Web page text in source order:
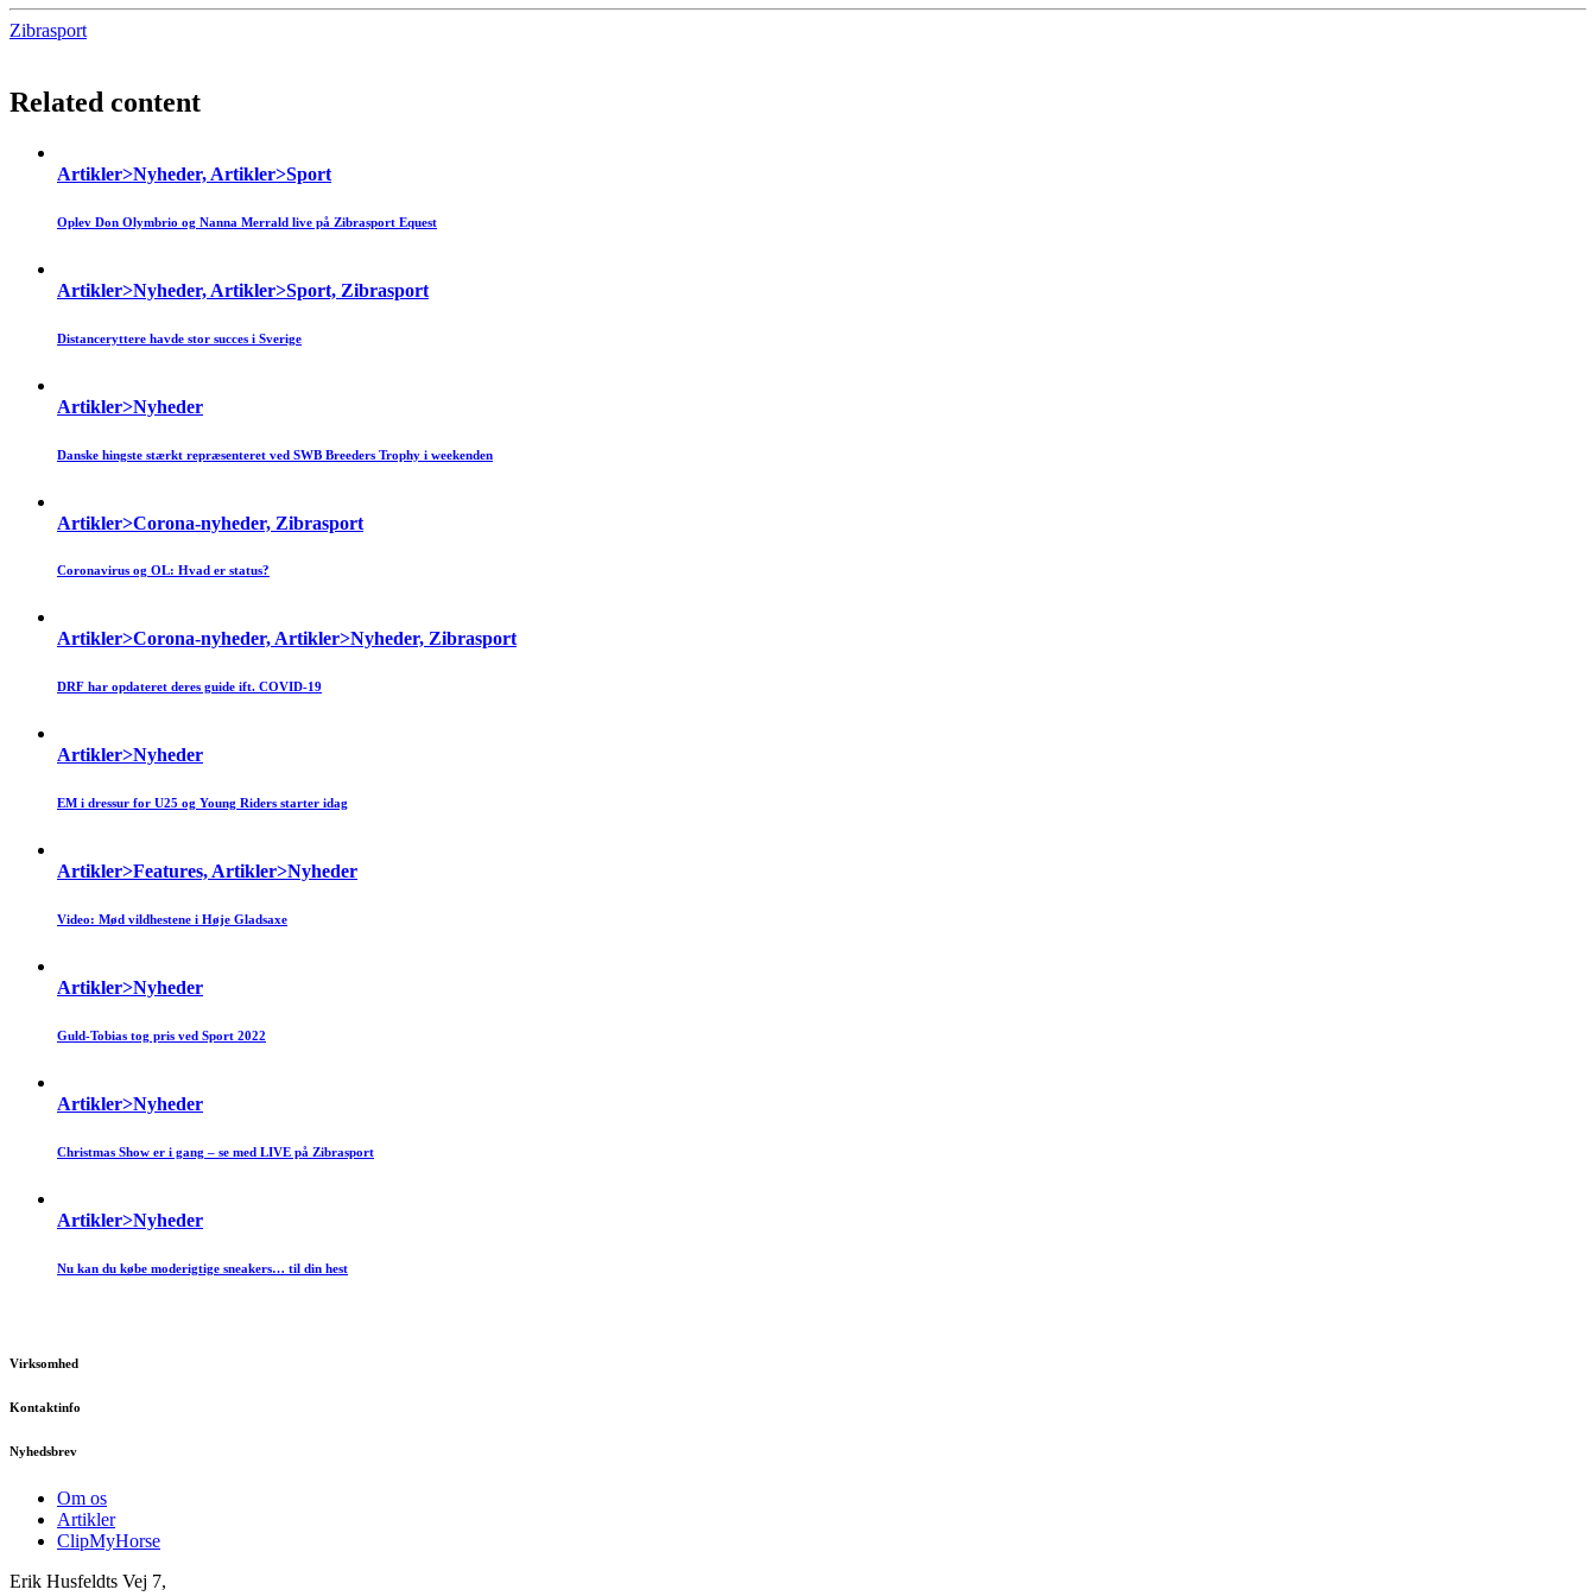
Zibrasport
Related content
Artikler>Nyheder, Artikler>Sport
Oplev Don Olymbrio og Nanna Merrald live på Zibrasport Equest
Artikler>Nyheder, Artikler>Sport, Zibrasport
Distanceryttere havde stor succes i Sverige
Artikler>Nyheder
Danske hingste stærkt repræsenteret ved SWB Breeders Trophy i weekenden
Artikler>Corona-nyheder, Zibrasport
Coronavirus og OL: Hvad er status?
Artikler>Corona-nyheder, Artikler>Nyheder, Zibrasport
DRF har opdateret deres guide ift. COVID-19
Artikler>Nyheder
EM i dressur for U25 og Young Riders starter idag
Artikler>Features, Artikler>Nyheder
Video: Mød vildhestene i Høje Gladsaxe
Artikler>Nyheder
Guld-Tobias tog pris ved Sport 2022
Artikler>Nyheder
Christmas Show er i gang – se med LIVE på Zibrasport
Artikler>Nyheder
Nu kan du købe moderigtige sneakers… til din hest
Virksomhed
Kontaktinfo
Nyhedsbrev
Om os
Artikler
ClipMyHorse
Erik Husfeldts Vej 7,